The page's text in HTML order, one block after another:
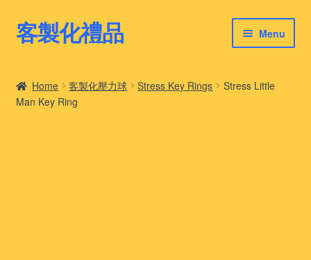
Skip
to
Skip
to
客製化禮品 Menu
最新禮品推薦
Home 客製化壓力球 Stress Key Rings
Stress Little
Man Key Ring